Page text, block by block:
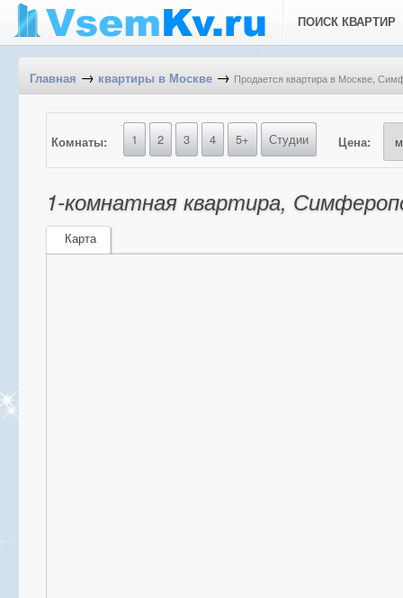
ПОИСК КВАРТИР
Главная → квартиры в Москве → Продается квартира в Москве,
Комнаты: 1 2 3 4 5+ Студии Цена:
1-комнатная квартира,
Карта